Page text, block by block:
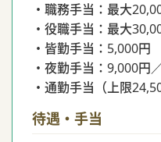
・職務手当：最大
・役職手当：最大
・皆勤手当：5,000円
・夜勤手当：9,000円
・通勤手当（上限
待遇・手当